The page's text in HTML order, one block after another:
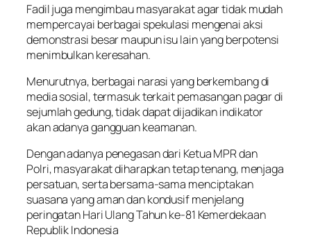
Fadil juga mengimbau masyarakat agar tidak mudah
mempercayai berbagai spekulasi mengenai aksi
demonstrasi besar maupun isu lain yang berpotensi
menimbulkan keresahan.
Menurutnya, berbagai narasi yang berkembang di
media sosial, termasuk terkait pemasangan pagar di
sejumlah gedung, tidak dapat dijadikan indikator
akan adanya gangguan keamanan.
Dengan adanya penegasan dari Ketua MPR dan
Polri, masyarakat diharapkan tetap tenang, menjaga
persatuan, serta bersama-sama menciptakan
suasana yang aman dan kondusif menjelang
peringatan Hari Ulang Tahun ke-81 Kemerdekaan
Republik Indonesia